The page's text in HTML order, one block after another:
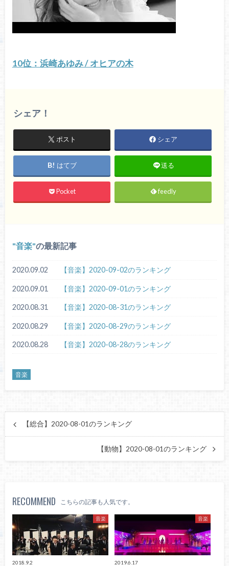
10位：浜崎あゆみ / オヒアの木
シェア！
ポスト シェア
はてブ 送る
Pocket feedly
音楽 の最新記事
2020.09.02 【音楽】2020-09-02のランキング
2020.09.01 【音楽】2020-09-01のランキング
2020.08.31 【音楽】2020-08-31のランキング
2020.08.29 【音楽】2020-08-29のランキング
2020.08.28 【音楽】2020-08-28のランキング
音楽
【総合】2020-08-01のランキング
【動物】2020-08-01のランキング
RECOMMEND こちらの記事も人気です。
音楽
2018.9.2
音楽
2019.6.17